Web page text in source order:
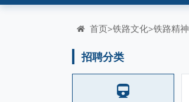
首页>铁路文化>铁路精神
招聘分类